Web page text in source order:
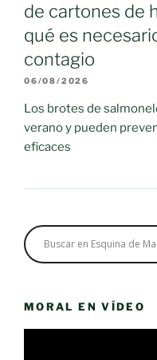
de cartones de
qué es
contagio
06/08/2026
Los brotes de
verano y pueden
eficaces
MORAL EN VÍDEO